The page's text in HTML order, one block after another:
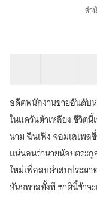
เจ้าสำ
อดีตพนักงานขายอันดับ
ในแคว้นต้าเหลียง ชีวิต
นาม ฉินเฟิง จอมเสเพล
แน่นอนว่านายน้อยตระกู
ใหม่เพื่อลบคำสบประมา
อันธพาลทั้งที ชาตินี้ข้าจ